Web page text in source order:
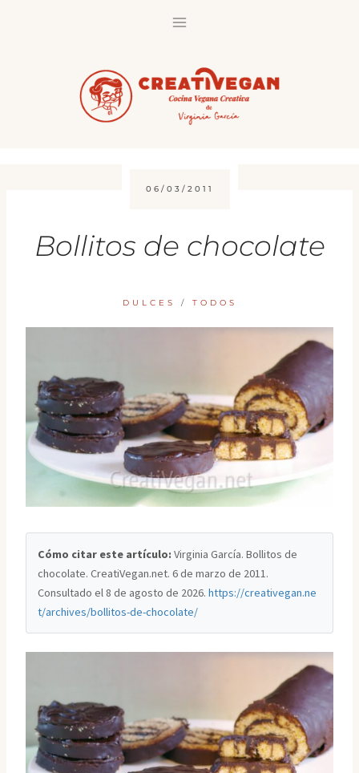
06/03/2011
Bollitos de chocolate
DULCES / TODOS
Cómo citar este artículo: Virginia García. Bollitos de
chocolate. CreatiVegan.net. 6 de marzo de 2011.
Consultado el 8 de agosto de 2026.https://creativegan.ne
t/archives/bollitos-de-chocolate/